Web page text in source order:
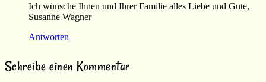
Ich wünsche Ihnen und Ihrer Familie alles Liebe und Gute,
Susanne Wagner
Antworten
Schreibe einen Kommentar